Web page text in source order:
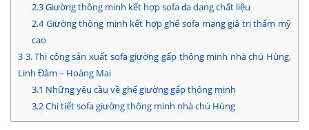
2.3Giường thông minh kết hợp sofa đa dạng chất liệu
2.4Giường thông minh kết hợp ghế sofa mang giá trị thẩm mỹ
cao
3 3. Thi công sản xuất sofa giường gấp thông minh nhà chú Hùng,
Linh Đàm – Hoàng Mai
3.1 Những yêu cầu về ghế giường gấp thông minh
3.2Chi tiết sofa giường thông minh nhà chú Hùng